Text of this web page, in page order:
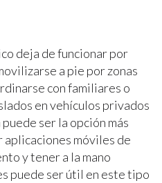
deja de funcionar por
a pie por zonas
con familiares o
en vehículos privados
ser la opción más
aplicaciones móviles de
y tener a la mano
puede ser útil en este tipo